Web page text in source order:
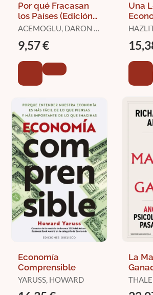
Por qué Fracasan
los Países (Edición
Limitada a Precio
ACEMOGLU, DARON /
9,57 €
Una
Economía
Comprensible
YARUSS, HOWARD
La